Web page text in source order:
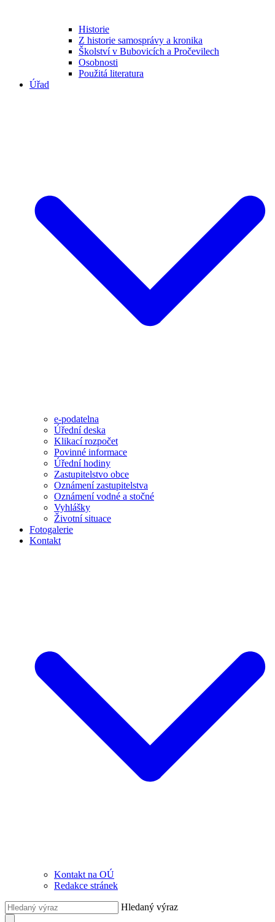
Historie
Z historie samosprávy a kronika
Školství v Bubovicích a Pročevilech
Osobnosti
Použitá literatura
Úřad
e-podatelna
Úřední deska
Klikací rozpočet
Povinné informace
Úřední hodiny
Zastupitelstvo obce
Oznámení zastupitelstva
Oznámení vodné a stočné
Vyhlášky
Životní situace
Fotogalerie
Kontakt
Kontakt na OÚ
Redakce stránek
Hledaný výraz